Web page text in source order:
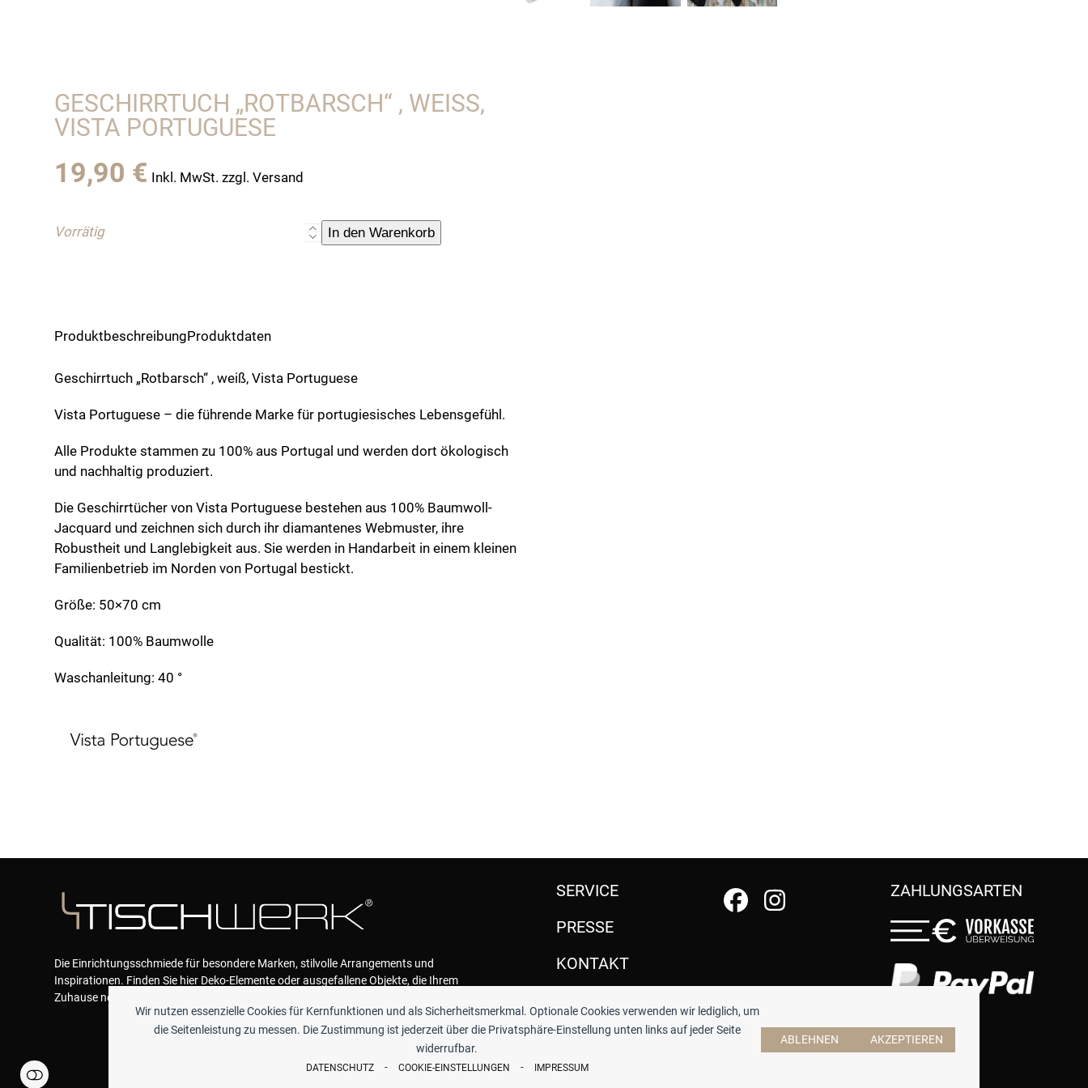
Wir nutzen essenzielle Cookies für Kernfunktionen und als Sicherheitsmerkmal. Optionale Cookies verwenden wir lediglich, um
die Seitenleistung zu messen. Die Zustimmung ist jederzeit über die Privatsphäre-Einstellung unten links auf jeder Seite
widerrufbar.
DATENSCHUTZ - COOKIE-EINSTELLUNGEN - IMPRESSUM
AKZEPTIEREN
ABLEHNEN
GESCHIRRTUCH „ROTBARSCH“ , WEISS, V
ISTA PORTUGUESE
19,90 € Inkl. MwSt. zzgl. Versand
Vorrätig
Geschirrtuch
In den Warenkorb
ProduktbeschreibungProduktdaten
Geschirrtuch „Rotbarsch“ , weiß, Vista Portuguese
Vista Portuguese – die führende Marke für portugiesisches Lebensgefühl.
Alle Produkte stammen zu 100% aus Portugal und werden dort ökologisch
und nachhaltig produziert.
Die Geschirrtücher von Vista Portuguese bestehen aus 100% Baumwoll-
Jacquard und zeichnen sich durch ihr diamantenes Webmuster, ihre
Robustheit und Langlebigkeit aus. Sie werden in Handarbeit in einem kleinen
Familienbetrieb im Norden von Portugal bestickt.
Größe: 50×70 cm
Qualität: 100% Baumwolle
Waschanleitung: 40 °
Die Einrichtungsschmiede für besondere Marken, stilvolle Arrangements und
Inspirationen. Finden Sie hier Deko-Elemente oder ausgefallene Objekte, die Ihrem
Zuhause neue Akzente geben und das Wohlfühlen garantieren.
SERVICE
PRESSE
KONTAKT
ZAHLUNGSARTEN